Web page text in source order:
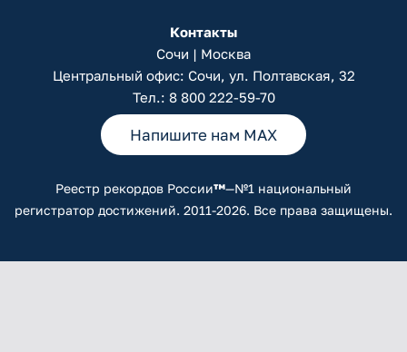
Контакты
Сочи | Москва
Центральный офис: Сочи, ул. Полтавская, 32
Тел.: 8 800 222-59-70
Напишите нам MAX
Реестр рекордов России™—№1 национальный
регистратор достижений. 2011-2026. Все права защищены.